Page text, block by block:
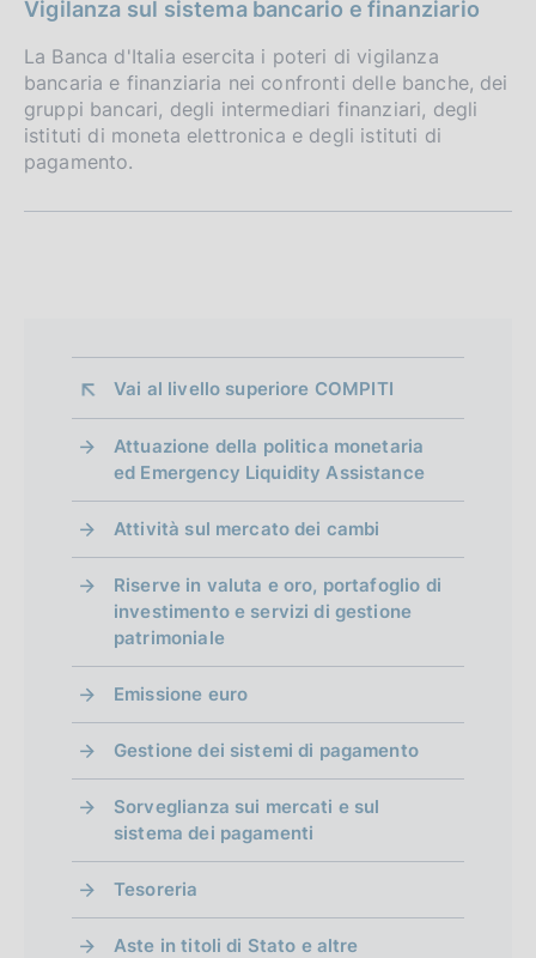
f
o
n
d
i
m
Vigilanza sul sistema bancario e finanziario
La Banca d'Italia esercita i poteri di vigilanza
bancaria e finanziaria nei confronti delle banche, dei
gruppi bancari, degli intermediari finanziari, degli
istituti di moneta elettronica e degli istituti di
pagamento.
Vai al livello superiore COMPITI
Attuazione della politica monetaria
ed Emergency Liquidity Assistance
Attività sul mercato dei cambi
Riserve in valuta e oro, portafoglio di
investimento e servizi di gestione
patrimoniale
Emissione euro
Gestione dei sistemi di pagamento
Sorveglianza sui mercati e sul
sistema dei pagamenti
Tesoreria
Aste in titoli di Stato e altre